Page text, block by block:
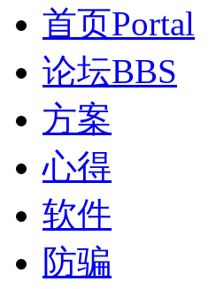
首页Portal
论坛BBS
方案
心得
软件
防骗